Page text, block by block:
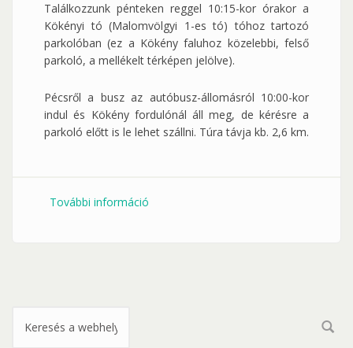
Találkozzunk pénteken reggel 10:15-kor órakor a
Kökényi tó (Malomvölgyi 1-es tó) tóhoz tartozó
parkolóban (ez a Kökény faluhoz közelebbi, felső
parkoló, a mellékelt térképen jelölve).
Pécsről a busz az autóbusz-állomásról 10:00-kor
indul és Kökény fordulónál áll meg, de kérésre a
parkoló előtt is le lehet szállni. Túra távja kb. 2,6 km.
További információ
Keresés űrlap